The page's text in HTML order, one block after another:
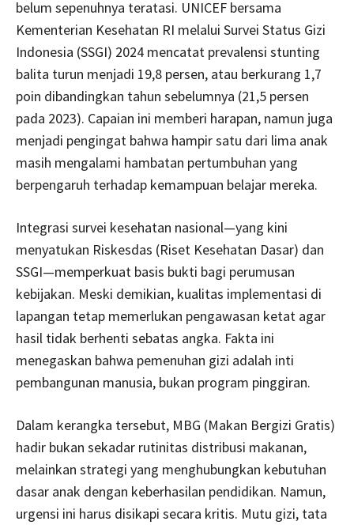
belum sepenuhnya teratasi. UNICEF bersama
Kementerian Kesehatan RI melalui Survei Status Gizi
Indonesia (SSGI) 2024 mencatat prevalensi stunting
balita turun menjadi 19,8 persen, atau berkurang 1,7
poin dibandingkan tahun sebelumnya (21,5 persen
pada 2023). Capaian ini memberi harapan, namun juga
menjadi pengingat bahwa hampir satu dari lima anak
masih mengalami hambatan pertumbuhan yang
berpengaruh terhadap kemampuan belajar mereka.
Integrasi survei kesehatan nasional—yang kini
menyatukan Riskesdas (Riset Kesehatan Dasar) dan
SSGI—memperkuat basis bukti bagi perumusan
kebijakan. Meski demikian, kualitas implementasi di
lapangan tetap memerlukan pengawasan ketat agar
hasil tidak berhenti sebatas angka. Fakta ini
menegaskan bahwa pemenuhan gizi adalah inti
pembangunan manusia, bukan program pinggiran.
Dalam kerangka tersebut, MBG (Makan Bergizi Gratis)
hadir bukan sekadar rutinitas distribusi makanan,
melainkan strategi yang menghubungkan kebutuhan
dasar anak dengan keberhasilan pendidikan. Namun,
urgensi ini harus disikapi secara kritis. Mutu gizi, tata